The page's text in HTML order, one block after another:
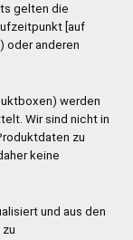
gelten die
[auf
oder anderen
werden
Wir sind nicht in
zu
keine
und aus den